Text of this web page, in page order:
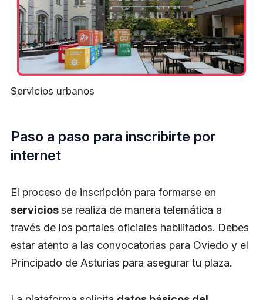
Servicios urbanos
Paso a paso para inscribirte por
internet
El proceso de inscripción para formarse en
serviciosse realiza de manera telemática a
través de los portales oficiales habilitados. Debes
estar atento a las convocatorias para Oviedo y el
Principado de Asturias para asegurar tu plaza.